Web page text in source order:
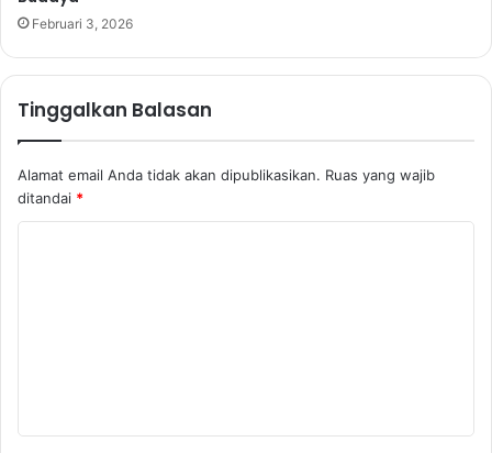
Februari 3, 2026
Tinggalkan Balasan
Alamat email Anda tidak akan dipublikasikan. Ruas yang wajib
ditandai *
a